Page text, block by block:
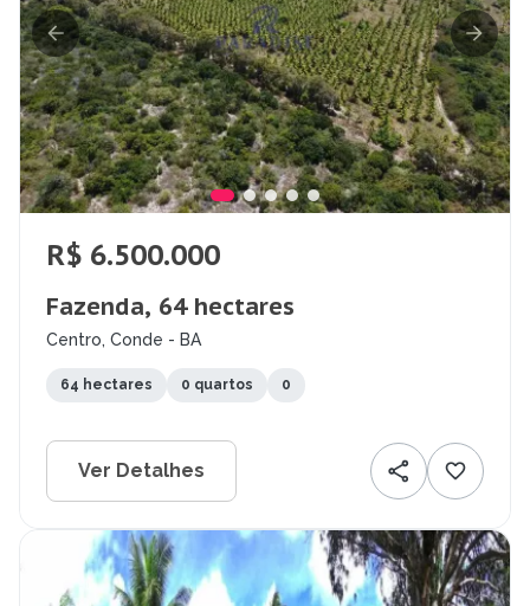
R$ 6.500.000
Fazenda, 64 hectares
Centro, Conde - BA
64 hectares 0 quartos 0
Ver Detalhes